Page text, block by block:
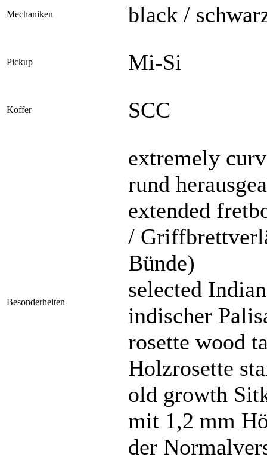
Mechaniken black /
Pickup Mi-Si
Koffer SCC
Besonderheiten
extremely
rund
extended
/
Bünde)
selected
indischer
rosette wood
Holzrosette
old growth
mit 1,2 mm
der